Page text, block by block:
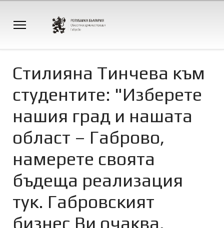
Стилияна Тинчева към
студентите: "Изберете
нашия град и нашата
област – Габрово,
намерете своята
бъдеща реализация
тук. Габровският
бизнес Ви очаква,